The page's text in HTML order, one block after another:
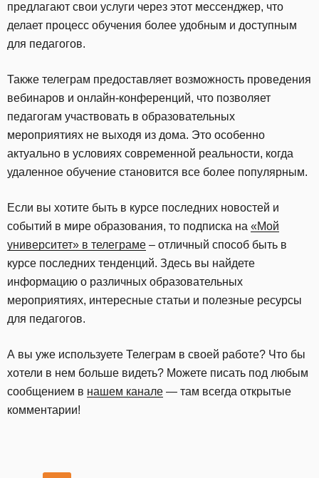
предлагают свои услуги через этот мессенджер, что
делает процесс обучения более удобным и доступным
для педагогов.
Также телеграм предоставляет возможность проведения
вебинаров и онлайн-конференций, что позволяет
педагогам участвовать в образовательных
мероприятиях не выходя из дома. Это особенно
актуально в условиях современной реальности, когда
удаленное обучение становится все более популярным.
Если вы хотите быть в курсе последних новостей и
событий в мире образования, то подписка на «Мой
университет» в телеграме – отличный способ быть в
курсе последних тенденций. Здесь вы найдете
информацию о различных образовательных
мероприятиях, интересные статьи и полезные ресурсы
для педагогов.
А вы уже используете Телеграм в своей работе? Что бы
хотели в нем больше видеть? Можете писать под любым
сообщением в нашем канале — там всегда открытые
комментарии!